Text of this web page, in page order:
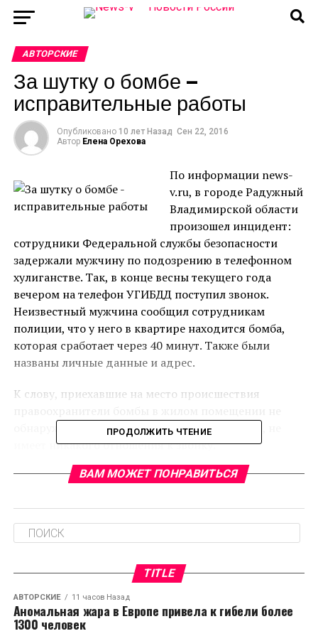
АВТОРСКИЕ
За шутку о бомбе —
исправительные работы
Опубликовано 10 лет Назад Сен 22, 2016
Автор Елена Орехова
По информации news-
v.ru, в городе Радужный
Владимирской области
произошел инцидент:
сотрудники Федеральной службы безопасности
задержали мужчину по подозрению в телефонном
хулиганстве. Так, в конце весны текущего года
вечером на телефон УГИБДД поступил звонок.
Неизвестный мужчина сообщил сотрудникам
полиции, что у него в квартире находится бомба,
которая сработает через 40 минут. Также были
названы личные данные и адрес.
К слову, приехавшие на место происшествия
обнаружили. Хозяин квартиры, как оказалось, не
имеет никакого отношения к звонку.
Злоумышленник был найден спустя некоторое
уголовное дело. Интересно, что за решетку
преступник не отправился: суд приговорил его к
300 часам обязательных работ.
CЛЕДУЮЩЕЕ
В России введут курортный сбор
ПРОДОЛЖИТЬ ЧТЕНИЕ
ВАМ МОЖЕТ ПОНРАВИТЬСЯ
TITLE
АВТОРСКИЕ 11 часов Назад
Аномальная жара в Европе привела к гибели более
1300 человек